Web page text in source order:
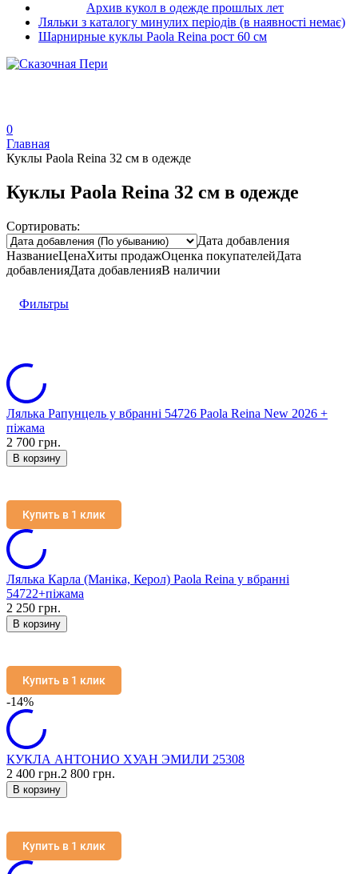
Архив кукол в одежде прошлых лет
Ляльки з каталогу минулих періодів (в наявності немає)
Шарнирные куклы Paola Reina рост 60 см
0
Главная
Куклы Paola Reina 32 см в одежде
Куклы Paola Reina 32 см в одежде
Сортировать:
Дата добавления
НазваниеЦенаХиты продажОценка покупателейДата
добавленияДата добавленияВ наличии
Фильтры
Лялька Рапунцель у вбранні 54726 Paola Reina New 2026 +
піжама
2 700 грн.
В корзину
Купить в 1 клик
Лялька Карла (Маніка, Керол) Paola Reina у вбранні
54722+піжама
2 250 грн.
В корзину
Купить в 1 клик
-14%
КУКЛА АНТОНИО ХУАН ЭМИЛИ 25308
2 400 грн.2 800 грн.
В корзину
Купить в 1 клик